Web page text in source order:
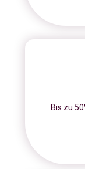
Bis zu